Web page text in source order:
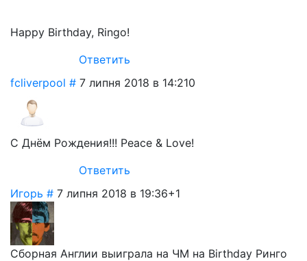
Happy Birthday, Ringo!
Ответить
fcliverpool # 7 липня 2018 в 14:210
С Днём Рождения!!! Peace & Love!
Ответить
Игорь # 7 липня 2018 в 19:36+1
Сборная Англии выиграла на ЧМ на Birthday Ринго